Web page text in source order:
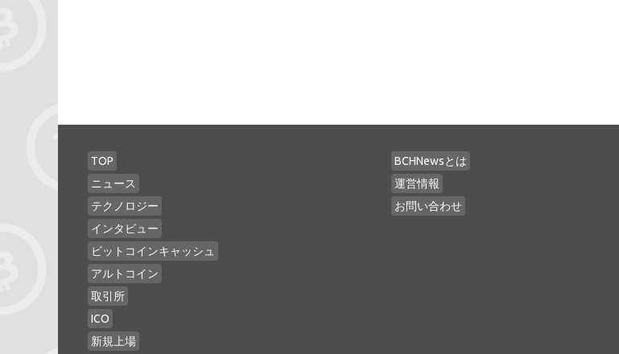
TOP
ニュース
テクノロジー
インタビュー
ビットコインキャッシュ
アルトコイン
取引所
ICO
新規上場
BCHNewsとは
運営情報
お問い合わせ